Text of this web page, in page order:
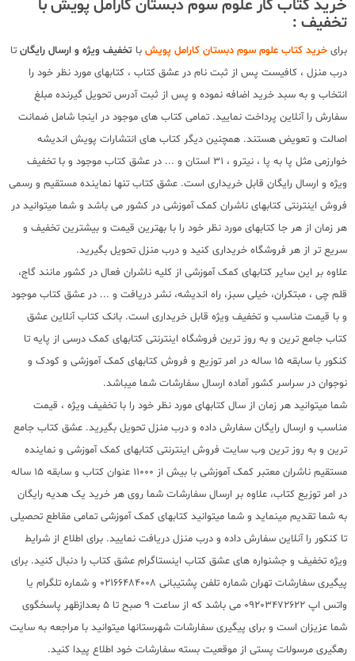
خرید کتاب کار علوم سوم دبستان کارامل پویش با
تخفیف :
برای خرید کتاب علوم سوم دبستان کارامل پویش با تخفیف ویژه و ارسال رایگان تا
درب منزل ، کافیست پس از ثبت نام در عشق کتاب ، کتابهای مورد نظر خود را
انتخاب و به سبد خرید اضافه نموده و پس از ثبت آدرس تحویل گیرنده مبلغ
سفارش را آنلاین پرداخت نمایید. تمامی کتاب های موجود در اینجا شامل ضمانت
اصالت و تعویض هستند. همچنین دیگر کتاب های انتشارات پویش اندیشه
خوارزمی مثل پا به پا ، نیترو ، 31 استان و ... در عشق کتاب موجود و با تخفیف
ویژه و ارسال رایگان قابل خریداری است. عشق کتاب تنها نماینده مستقیم و رسمی
فروش اینترنتی کتابهای ناشران کمک آموزشی در کشور می باشد و شما میتوانید در
هر زمان از هر جا کتابهای مورد نظر خود را با بهترین قیمت و بیشترین تخفیف و
سریع تر از هر فروشگاه خریداری کنید و درب منزل تحویل بگیرید.
علاوه بر این سایر کتابهای کمک آموزشی از کلیه ناشران فعال در کشور مانند گاج،
قلم چی ، مبتکران، خیلی سبز، راه اندیشه، نشر دریافت و ... در عشق کتاب موجود
و با قیمت مناسب و تخفیف ویژه قابل خریداری است. بانک کتاب آنلاین عشق
کتاب جامع ترین و به روز ترین فروشگاه اینترنتی کتابهای کمک درسی از پایه تا
کنکور با سابقه 15 ساله در امر توزیع و فروش کتابهای کمک آموزشی و کودک و
نوجوان در سراسر کشور آماده ارسال سفارشات شما میباشد.
شما میتوانید هر زمان از سال کتابهای مورد نظر خود را با تخفیف ویژه ، قیمت
مناسب و ارسال رایگان سفارش داده و درب منزل تحویل بگیرید. عشق کتاب جامع
ترین و به روز ترین وب سایت فروش اینترنتی کتابهای کمک آموزشی و نماینده
مستقیم ناشران معتبر کمک آموزشی با بیش از 11000 عنوان کتاب و سابقه 15 ساله
در امر توزیع کتاب، علاوه بر ارسال سفارشات شما روی هر خرید یک هدیه رایگان
به شما تقدیم مینماید و شما میتوانید کتابهای کمک آموزشی تمامی مقاطع تحصیلی
تا کنکور را آنلاین سفارش داده و درب منزل دریافت نمایید. برای اطلاع از شرایط
ویژه تخفیف و جشنواره های عشق کتاب اینستاگرام عشق کتاب را دنبال کنید. برای
پیگیری سفارشات تهران شماره تلفن پشتیبانی 02166484008 و شماره تلگرام یا
واتس اپ 09203472622 می باشد که از ساعت 9 صبح تا 5 بعدازظهر پاسخگوی
شما عزیزان است و برای پیگیری سفارشات شهرستانها میتوانید با مراجعه به سایت
رهگیری مرسولات پستی از موقعیت بسته سفارشات خود اطلاع پیدا کنید.